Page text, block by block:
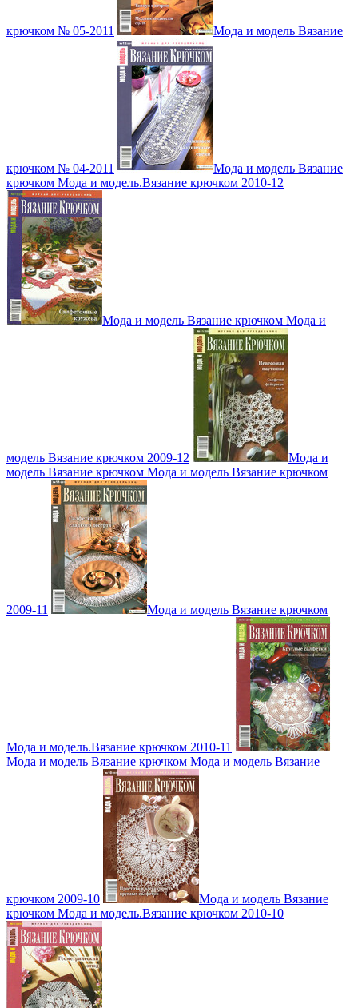
крючком № 05-2011 Мода и модель Вязание
крючком № 04-2011
Мода и модель Вязание
крючком Мода и модель.Вязание крючком 2010-12
Мода и модель Вязание крючком Мода и
модель Вязание крючком 2009-12
Мода и
модель Вязание крючком Мода и модель Вязание крючком
2009-11 Мода и модель Вязание крючком
Мода и модель.Вязание крючком 2010-11
Мода и модель Вязание крючком Мода и модель Вязание
крючком 2009-10
Мода и модель Вязание
крючком Мода и модель.Вязание крючком 2010-10